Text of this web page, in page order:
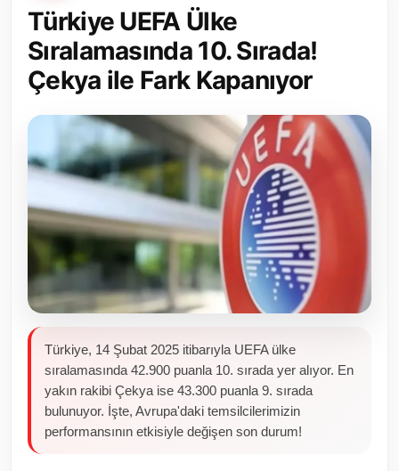
Yerel Yönetimler
Mülki İdare
Toplum ve Yaşam
Sivil Toplum Kuruluşları
Kamu Kurumları ve Üst Kurullar
Resmi Reklamlar
Türkiye UEFA Ülke
Sıralamasında 10. Sırada!
Çekya ile Fark Kapanıyor
Türkiye, 14 Şubat 2025 itibarıyla UEFA ülke
sıralamasında 42.900 puanla 10. sırada yer alıyor. En
yakın rakibi Çekya ise 43.300 puanla 9. sırada
bulunuyor. İşte, Avrupa'daki temsilcilerimizin
performansının etkisiyle değişen son durum!